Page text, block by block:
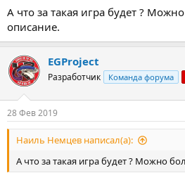
А что за такая игра будет ?
описание.
EGProject
Разработчик Команда форума
28 Фев 2019
Наиль Немцев написал(а):
А что за такая игра будет ? Можно